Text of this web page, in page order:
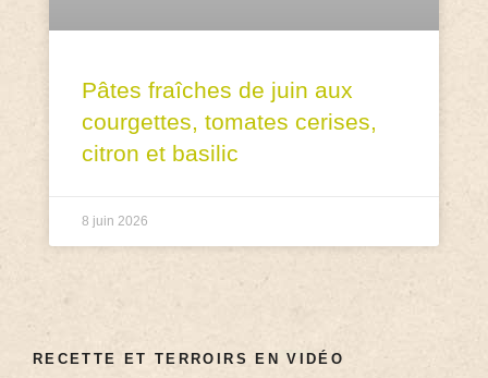
Pâtes fraîches de juin aux
courgettes, tomates cerises,
citron et basilic
8 juin 2026
RECETTE ET TERROIRS EN VIDÉO